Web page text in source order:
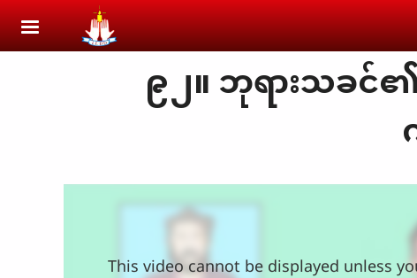
Skip to main content
၉၂။ ဘုရားသခင်
This video cannot be displayed unless